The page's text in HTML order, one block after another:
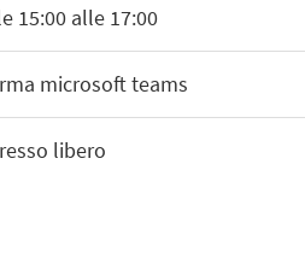
15:00 alle 17:00
microsoft teams
libero